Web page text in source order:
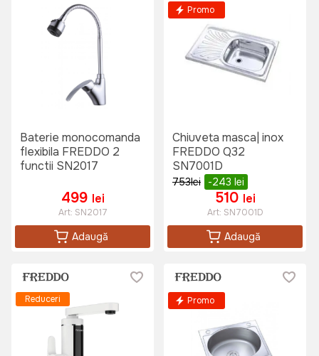
Baterie monocomanda
flexibila FREDDO 2
functii SN2017
499 lei
Art: SN2017
Adaugă
Promo
Chiuveta masca| inox
FREDDO Q32
SN7001D
753lei -243 lei
510 lei
Art: SN7001D
Adaugă
Reduceri Promo